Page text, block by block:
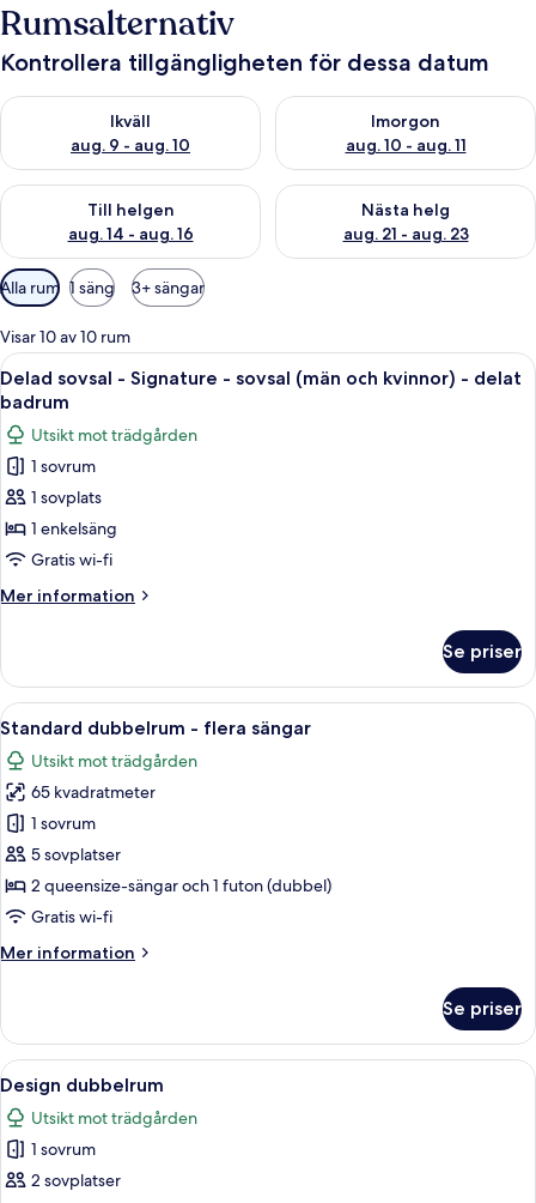
Rumsalternativ
Kontrollera tillgängligheten för dessa datum
Ikväll
aug. 9 - aug. 10
Kontrollera tillgängligheten för ikväll aug. 9 - aug. 10
Imorgon
aug. 10 - aug. 11
Kontrollera tillgängligheten
Till helgen
aug. 14 - aug. 16
Kontrollera tillgängligheten för den här helgen aug. 14 - aug.
Nästa helg
aug. 21 - aug. 23
Kontrollera tillgängligheten
Tillgängliga
filter
för
rum
Alla rum 1 säng 3+ sängar
Visar 10 av 10 rum
Öppna
alla
foton
för
Delad
sovsal
-
Signature
-
sovsal
och
kvinnor)
-
delat
badrum
En korridor med våningssängar,
5
Delad sovsal - Signature - sovsal (män och kvinnor) - delat
badrum
Utsikt mot trädgården
1 sovrum
1 sovplats
1 enkelsäng
Gratis wi-fi
Mer information
Mer
sovsal
Signature
sovsal
(män
och
kvinnor)
delat
badrum
Se priser
Öppna
alla
foton
för
Standard
dubbelrum
-
flera
Ett hotellrum med två sängar, en
6
Standard dubbelrum - flera sängar
Utsikt mot trädgården
65 kvadratmeter
1 sovrum
5 sovplatser
2 queensize-sängar och 1 futon (dubbel)
Gratis wi-fi
Mer information
Mer
dubbelrum
flera
sängar
Se priser
Öppna
alla
foton
för
Design
En säng av trä med en madrass
6
Design dubbelrum
Utsikt mot trädgården
1 sovrum
2 sovplatser